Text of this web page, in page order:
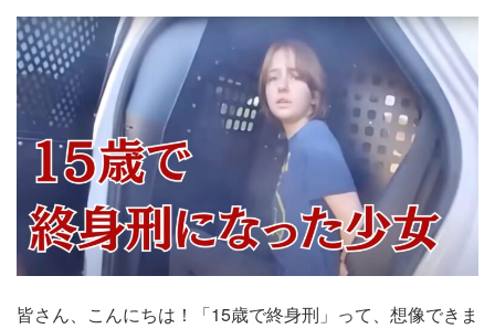
皆さん、こんにちは！「15歳で終身刑」って、想像できま